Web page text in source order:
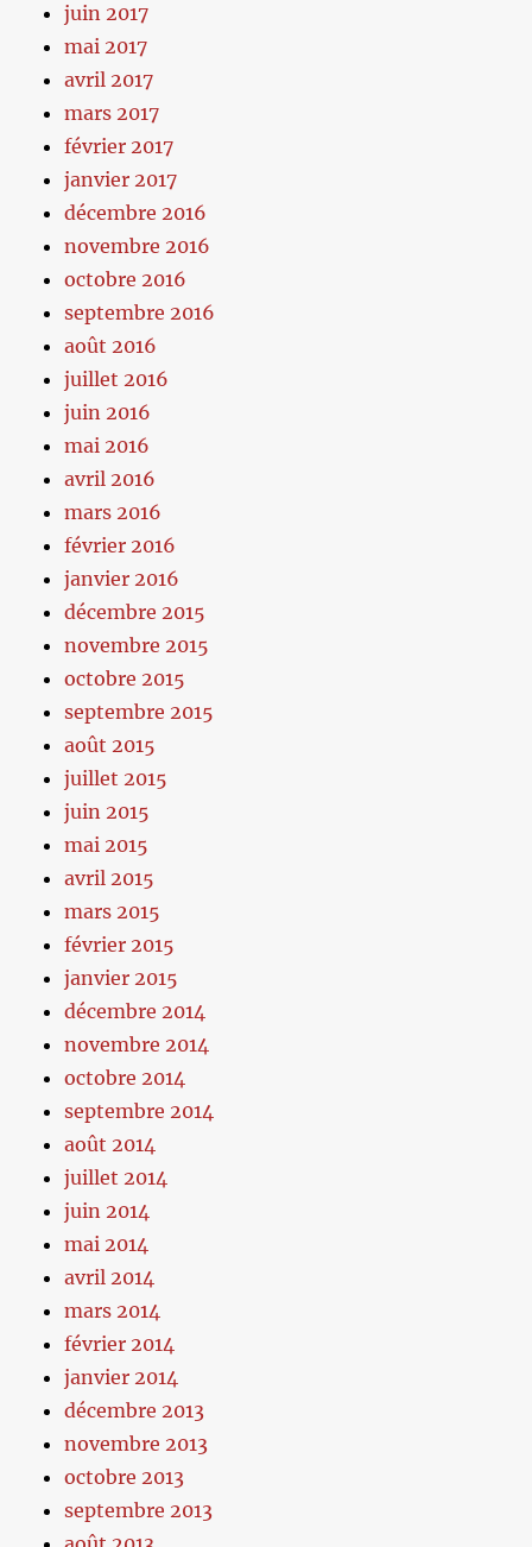
juin 2017
mai 2017
avril 2017
mars 2017
février 2017
janvier 2017
décembre 2016
novembre 2016
octobre 2016
septembre 2016
août 2016
juillet 2016
juin 2016
mai 2016
avril 2016
mars 2016
février 2016
janvier 2016
décembre 2015
novembre 2015
octobre 2015
septembre 2015
août 2015
juillet 2015
juin 2015
mai 2015
avril 2015
mars 2015
février 2015
janvier 2015
décembre 2014
novembre 2014
octobre 2014
septembre 2014
août 2014
juillet 2014
juin 2014
mai 2014
avril 2014
mars 2014
février 2014
janvier 2014
décembre 2013
novembre 2013
octobre 2013
septembre 2013